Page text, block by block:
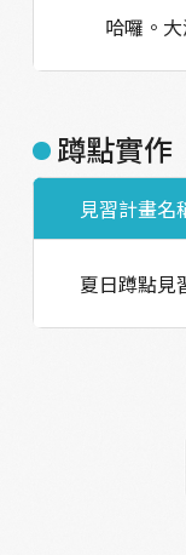
哈囉。
蹲點實作
見習計畫名
夏日蹲點見